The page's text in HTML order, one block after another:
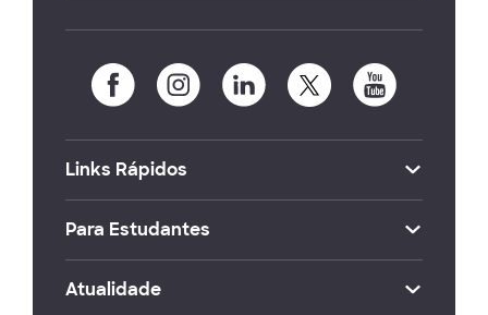
Links Rápidos
Para Estudantes
Atualidade